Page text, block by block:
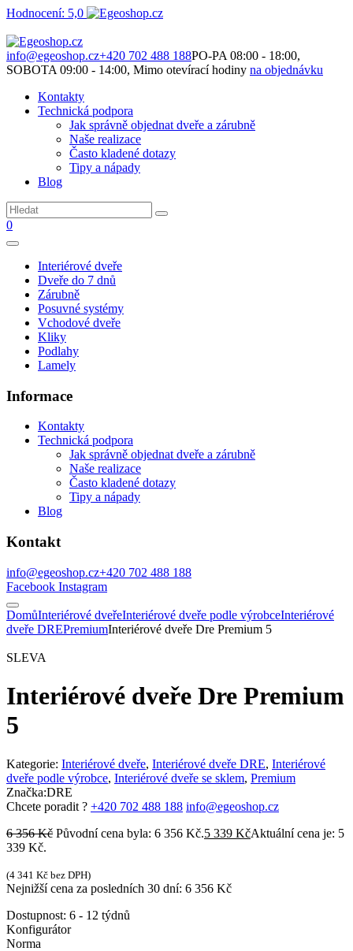
Hodnocení: 5,0
info@egeoshop.cz+420 702 488 188PO-PA 08:00 - 18:00,
SOBOTA 09:00 - 14:00, Mimo otevírací hodiny na objednávku
Kontakty
Technická podpora
Jak správně objednat dveře a zárubně
Naše realizace
Často kladené dotazy
Tipy a nápady
Blog
0
Interiérové dveře
Dveře do 7 dnů
Zárubně
Posuvné systémy
Vchodové dveře
Kliky
Podlahy
Lamely
Informace
Kontakty
Technická podpora
Jak správně objednat dveře a zárubně
Naše realizace
Často kladené dotazy
Tipy a nápady
Blog
Kontakt
info@egeoshop.cz+420 702 488 188
Facebook Instagram
DomůInteriérové dveřeInteriérové dveře podle výrobceInteriérové
dveře DREPremiumInteriérové dveře Dre Premium 5
SLEVA
Interiérové dveře Dre Premium
5
Kategorie: Interiérové dveře, Interiérové dveře DRE, Interiérové
dveře podle výrobce, Interiérové dveře se sklem, Premium
Značka:DRE
Chcete poradit ? +420 702 488 188 info@egeoshop.cz
6 356Kč Původní cena byla: 6 356 Kč.5 339 KčAktuální cena je: 5
339 Kč.
(4 341 Kč bez DPH)
Nejnižší cena za posledních 30 dní: 6 356 Kč
Dostupnost: 6 - 12 týdnů
Konfigurátor
Norma